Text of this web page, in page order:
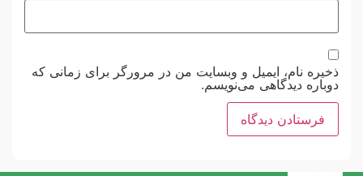
ذخیره نام، ایمیل و وبسایت من در مرورگر برای زمانی که
دوباره دیدگاهی می‌نویسم.